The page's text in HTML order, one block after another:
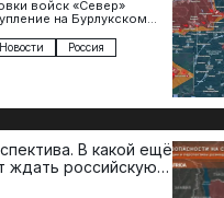
войск «Север»
на Бурлукском
сразу на нескольких
угрозу охвата…
Новости Россия
В какой ещё
ждать российскую